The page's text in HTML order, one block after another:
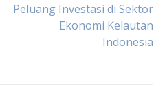
Peluang Investasi di Sektor
Ekonomi Kelautan
Indonesia